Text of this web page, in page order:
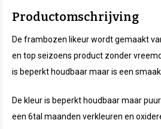
Productomschrijving
De frambozen likeur wordt gemaakt
en top seizoens product zonder
is beperkt houdbaar maar is een smaak
De kleur is beperkt houdbaar maar
een 6tal maanden verkleuren en